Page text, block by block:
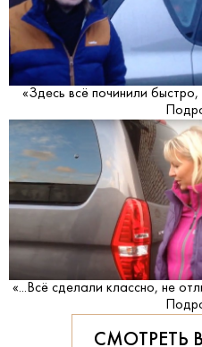
«Здесь всё починили
«...Всё сделали классно, не
СМОТРЕТЬ